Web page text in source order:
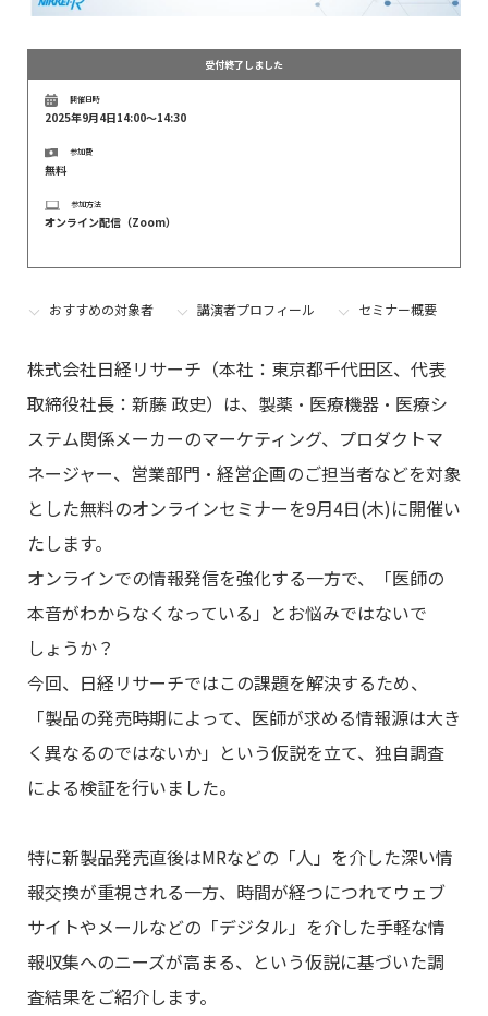
受付終了しました
開催日時
2025年9月4日14:00～14:30
参加費
無料
参加方法
オンライン配信（Zoom）
おすすめの対象者 講演者プロフィール セミナー概要
株式会社日経リサーチ（本社：東京都千代田区、代表
取締役社長：新藤 政史）は、製薬・医療機器・医療シ
ステム関係メーカーのマーケティング、プロダクトマ
ネージャー、営業部門・経営企画のご担当者などを対象
とした無料のオンラインセミナーを9月4日(木)に開催い
たします。
オンラインでの情報発信を強化する一方で、「医師の
本音がわからなくなっている」とお悩みではないで
しょうか？
今回、日経リサーチではこの課題を解決するため、
「製品の発売時期によって、医師が求める情報源は大き
く異なるのではないか」という仮説を立て、独自調査
による検証を行いました。
特に新製品発売直後はMRなどの「人」を介した深い情
報交換が重視される一方、時間が経つにつれてウェブ
サイトやメールなどの「デジタル」を介した手軽な情
報収集へのニーズが高まる、という仮説に基づいた調
査結果をご紹介します。